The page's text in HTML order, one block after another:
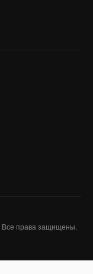
Все права защищены.